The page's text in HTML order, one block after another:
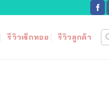
รีวิวเซ็กทอย รีวิวลูกค้า